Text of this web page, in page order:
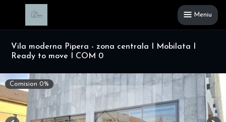
Meniu
Vila moderna Pipera - zona centrala I Mobilata I
Ready to move I COM 0
Comision 0%